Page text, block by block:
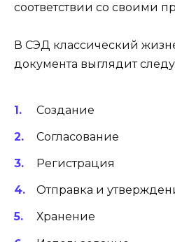
соответствии со своими
В СЭД классический
документа выглядит
Создание
Согласование
Регистрация
Отправка и
Хранение